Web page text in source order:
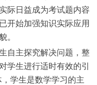
际日益成为考试题内容
开始加强知识实际应用
。
自主探究解决问题，整
学生进行适时有效的引
学生是数学学习的主